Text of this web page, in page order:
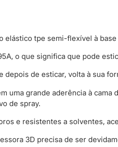
elástico tpe semi-flexível à
o que significa que pode
depois de esticar, volta à sua
uma grande aderência à cama
de spray.
e resistentes a solventes,
3D precisa de ser